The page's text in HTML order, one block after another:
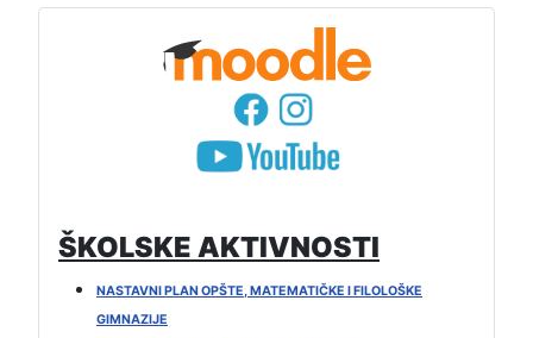
ŠKOLSKE AKTIVNOSTI
NASTAVNI PLAN OPŠTE, MATEMATIČKE I FILOLOŠKE
GIMNAZIJE